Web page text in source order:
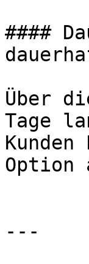
####
Über
Tage
Option
---